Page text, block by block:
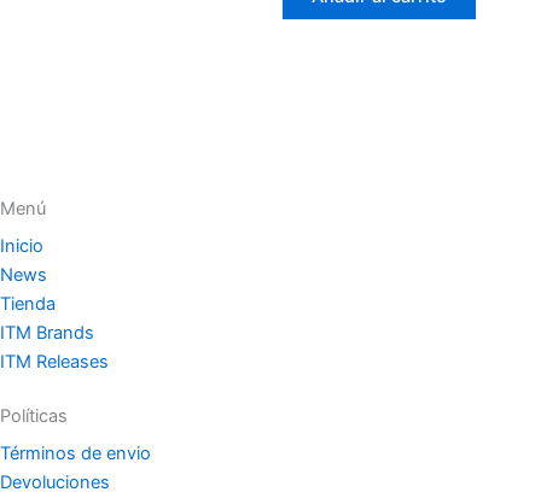
Menú
Inicio
News
Tienda
ITM Brands
ITM Releases
Políticas
Términos de envio
Devoluciones